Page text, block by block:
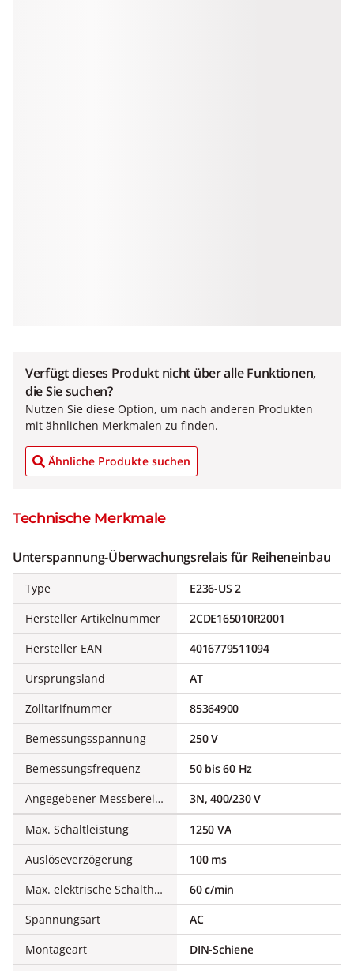
Verfügt dieses Produkt nicht über alle Funktionen,
die Sie suchen?
Nutzen Sie diese Option, um nach anderen Produkten
mit ähnlichen Merkmalen zu finden.
Ähnliche Produkte suchen
Technische Merkmale
Unterspannung-Überwachungsrelais für Reiheneinbau
Type
E236-US 2
Hersteller Artikelnummer
2CDE165010R2001
Hersteller EAN
4016779511094
Ursprungsland
AT
Zolltarifnummer
85364900
Bemessungsspannung
250 V
Bemessungsfrequenz
50 bis 60 Hz
Angegebener Messbereich
3N, 400/230 V
Max. Schaltleistung
1250 VA
Auslöseverzögerung
100 ms
Max. elektrische Schalthäufigkeit
60 c/min
Spannungsart
AC
Montageart
DIN-Schiene